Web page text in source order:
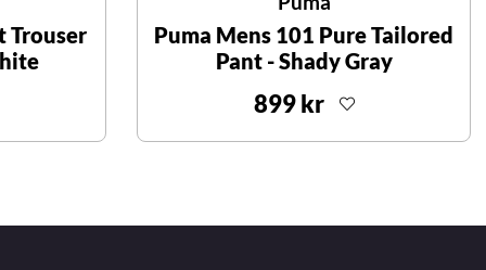
Trouser
Puma Mens 101 Pure Tailored
Pant - Shady Gray
899 kr